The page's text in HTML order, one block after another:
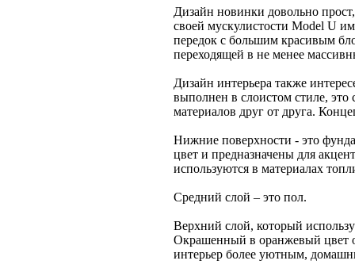
Дизайн новинки довольно
своей мускулистости Model U
передок с большим красивым
переходящей в не менее
Дизайн интерьера также
выполнен в слоистом стиле, это
материалов друг от друга.
Нижние поверхности - это
цвет и предназначены для
используются в материалах
Средний слой – это пол.
Верхний слой, который
Окрашенный в оранжевый цвет
интерьер более уютным,